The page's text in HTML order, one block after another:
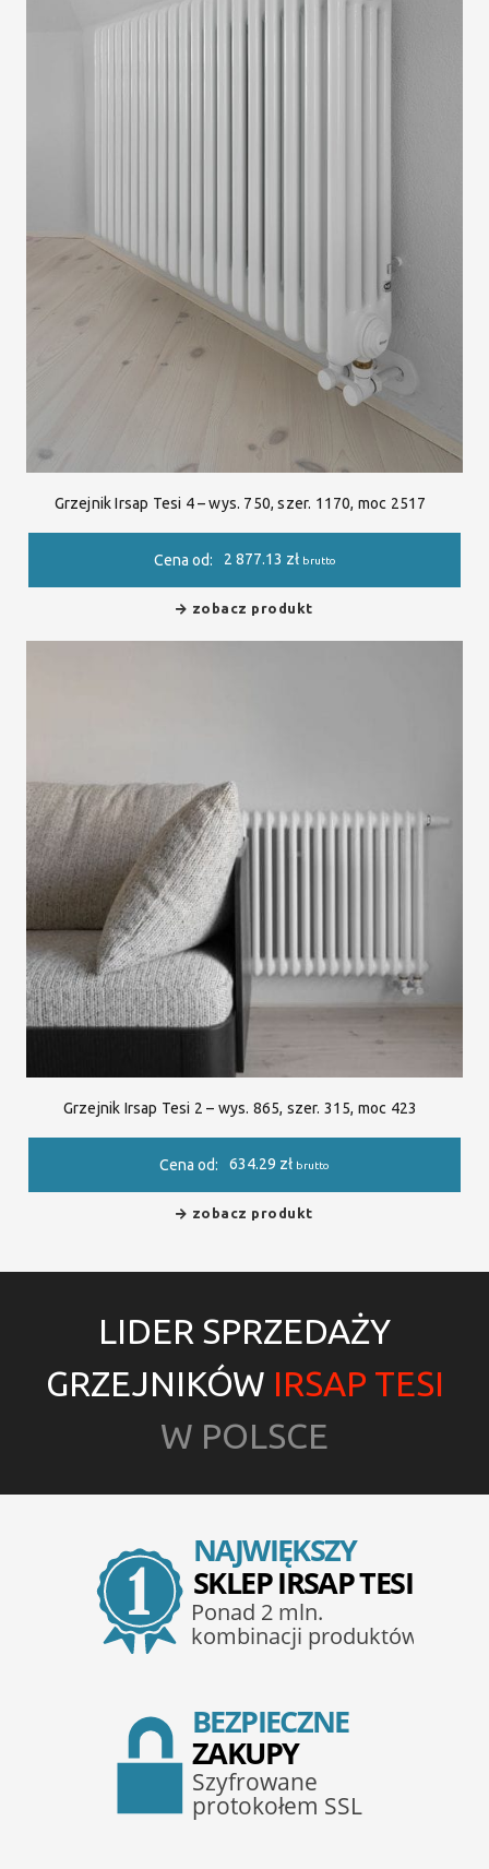
Grzejnik Irsap Tesi 4 – wys. 750, szer. 1170, moc 2517
Cena od: 2 877.13 zł brutto
zobacz produkt
Grzejnik Irsap Tesi 2 – wys. 865, szer. 315, moc 423
Cena od: 634.29 zł brutto
zobacz produkt
LIDER SPRZEDAŻY
GRZEJNIKÓW IRSAP TESI
W POLSCE